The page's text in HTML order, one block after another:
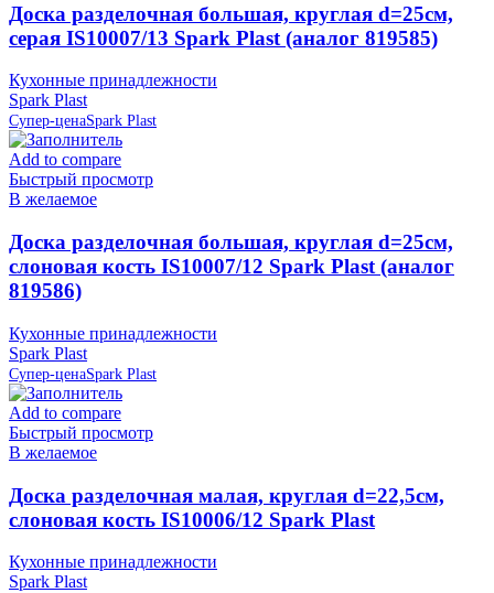
Доска разделочная большая, круглая d=25см,
серая IS10007/13 Spark Plast (аналог 819585)
Кухонные принадлежности
Spark Plast
Супер-ценаSpark Plast
Add to compare
Быстрый просмотр
В желаемое
Доска разделочная большая, круглая d=25см,
слоновая кость IS10007/12 Spark Plast (аналог
819586)
Кухонные принадлежности
Spark Plast
Супер-ценаSpark Plast
Add to compare
Быстрый просмотр
В желаемое
Доска разделочная малая, круглая d=22,5см,
слоновая кость IS10006/12 Spark Plast
Кухонные принадлежности
Spark Plast